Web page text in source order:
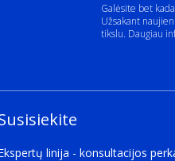
Galėsite bet
Užsakant
tikslu. Daugiau
linija - konsultacijos